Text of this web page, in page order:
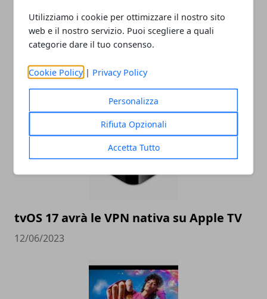
Utilizziamo i cookie per ottimizzare il nostro sito
web e il nostro servizio. Puoi scegliere a quali
categorie dare il tuo consenso.
Cookie Policy | Privacy Policy
Personalizza
Rifiuta Opzionali
Accetta Tutto
ARTICOLI CORRELATI
tvOS 17 avrà le VPN nativa su Apple TV
12/06/2023